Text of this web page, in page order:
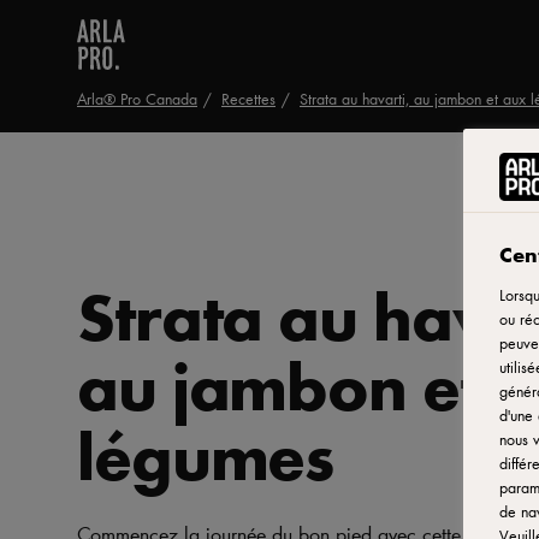
Arla® Pro Canada Recettes Strata au havarti, au jambon et aux
Strata au
au jambon et
légumes
Commencez la journée du bon pied avec cette strata
ou
d'une
nous
de